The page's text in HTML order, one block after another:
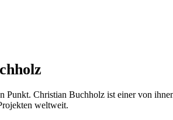
Christian Buchholz ist einer von
weltweit.